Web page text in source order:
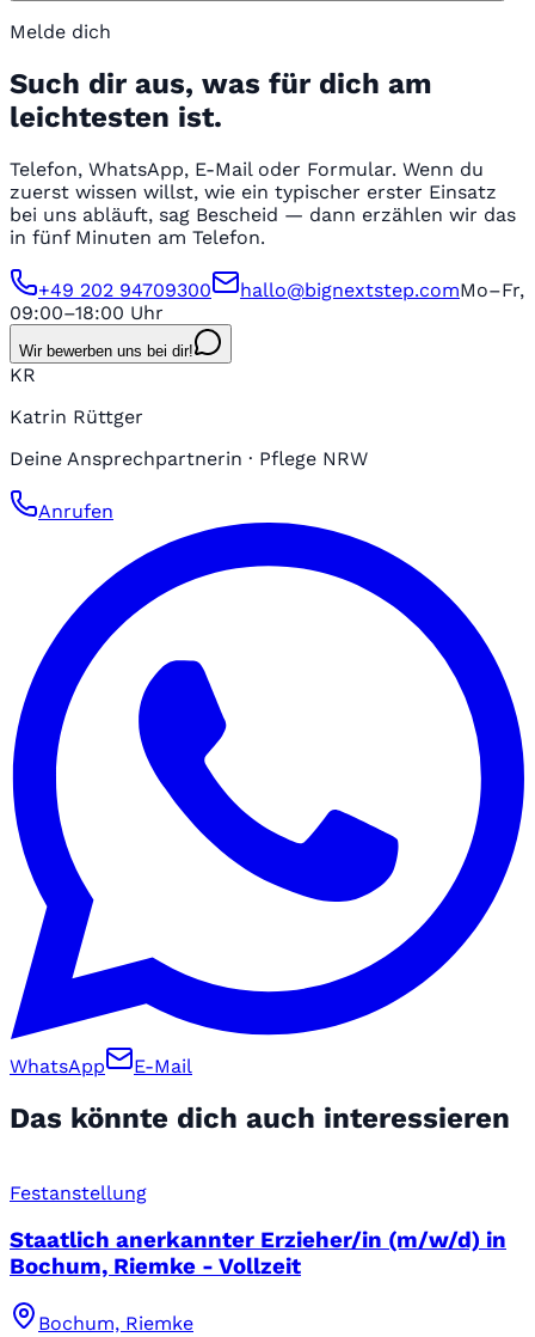
Melde dich
Such dir aus, was für dich am
leichtesten ist.
Telefon, WhatsApp, E-Mail oder Formular. Wenn du
zuerst wissen willst, wie ein typischer erster Einsatz
bei uns abläuft, sag Bescheid — dann erzählen wir das
in fünf Minuten am Telefon.
+49 202 94709300 hallo@bignextstep.comMo–Fr,
09:00–18:00 Uhr
Wir bewerben uns bei dir!
KR
Katrin Rüttger
Deine Ansprechpartnerin · Pflege NRW
Anrufen
WhatsApp E-Mail
Das könnte dich auch interessieren
Festanstellung
Staatlich anerkannter Erzieher/in (m/w/d) in
Bochum, Riemke - Vollzeit
Bochum, Riemke